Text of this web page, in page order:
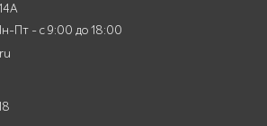
Пт - с 9:00 до 18:00